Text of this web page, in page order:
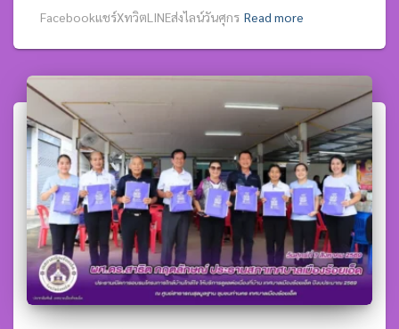
Facebookแชร์XทวิตLINEส่งไลน์วันศุกร Read more